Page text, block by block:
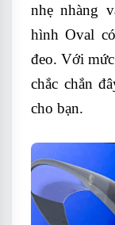
nhẹ nhàng
hình Oval
đeo. Với
chắc chắn
cho bạn.